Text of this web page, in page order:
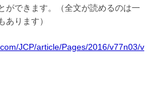
ができます。（全文が読めるのは一
あります）
JCP/article/Pages/2016/v77n03/v